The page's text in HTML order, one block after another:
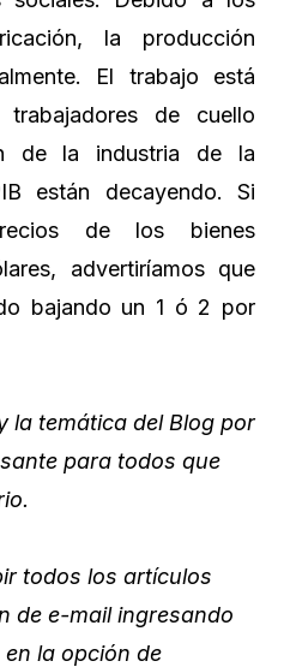
la producción
El trabajo está
trabajadores de cuello
de la industria de la
están decayendo. Si
de los bienes
advertiríamos que
bajando un 1 ó 2 por
la temática del Blog por
para todos que
todos los artículos
de e-mail ingresando
la opción de